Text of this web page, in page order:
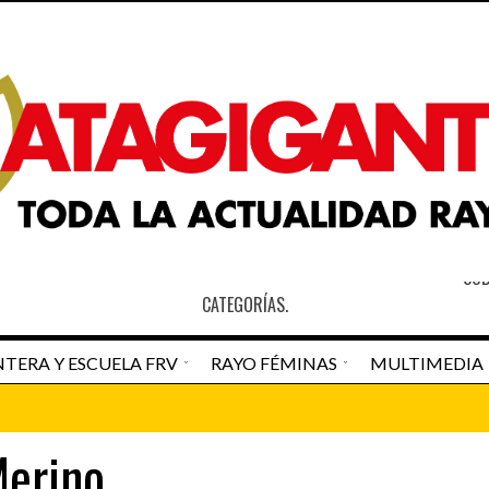
CATEGORÍAS.
Y ESCUELA FRV RAYO FÉMINAS MULTIMEDIA